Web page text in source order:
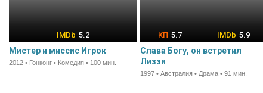
5.2
Мистер и миссис Игрок
2012 • Гонконг • Комедия • 100 мин.
5.7 5.9
Слава Богу, он встретил
Лиззи
1997 • Австралия • Драма • 91 мин.